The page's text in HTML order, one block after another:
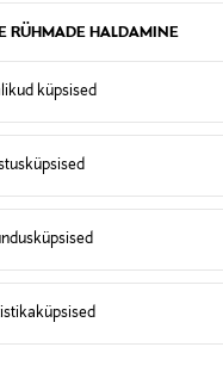
RÜHMADE HALDAMINE
küpsised
Igast
Nii Amaryllis